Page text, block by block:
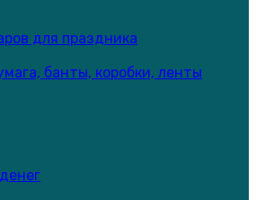
для праздника
банты, коробки, ленты